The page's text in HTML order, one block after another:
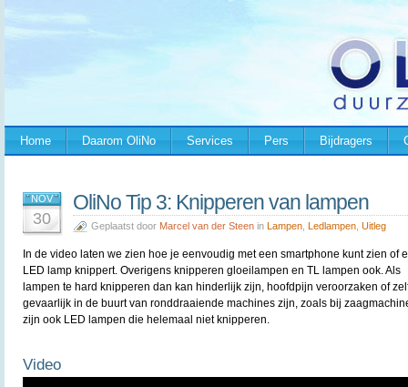
Home Daarom OliNo Services Pers Bijdragers
NOV
30
OliNo Tip 3: Knipperen van lampen
Geplaatst door Marcel van der Steen in Lampen Ledlampen Uitleg
In de video laten we zien hoe je eenvoudig met een smartphone kunt zien of
LED lamp knippert. Overigens knipperen gloeilampen en TL lampen ook. Als
lampen te hard knipperen dan kan hinderlijk zijn, hoofdpijn veroorzaken of
gevaarlijk in de buurt van ronddraaiende machines zijn, zoals bij
zijn ook LED lampen die helemaal niet knipperen.
Video